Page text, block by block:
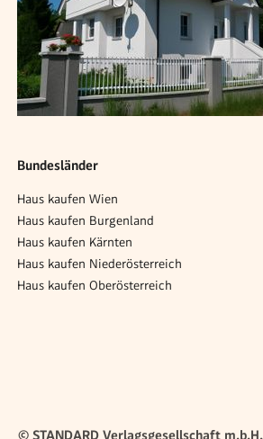
Bundesländer
Haus kaufen Wien
Haus kaufen Burgenland
Haus kaufen Kärnten
Haus kaufen Niederösterreich
Haus kaufen Oberösterreich
© STANDARD Verlagsgesellschaft